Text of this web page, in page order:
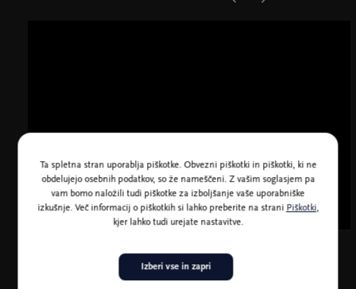
Vlado Kreslin: Kaj naj ti prinesem, draga
Ta spletna stran uporablja piškotke. Obvezni piškotki in piškotki, ki ne
obdelujejo osebnih podatkov, so že nameščeni. Z vašim soglasjem pa
vam bomo naložili tudi piškotke za izboljšanje vaše uporabniške
izkušnje. Več informacij o piškotkih si lahko preberite na strani Piškotki,
kjer lahko tudi urejate nastavitve.
Izberi vse in zapri